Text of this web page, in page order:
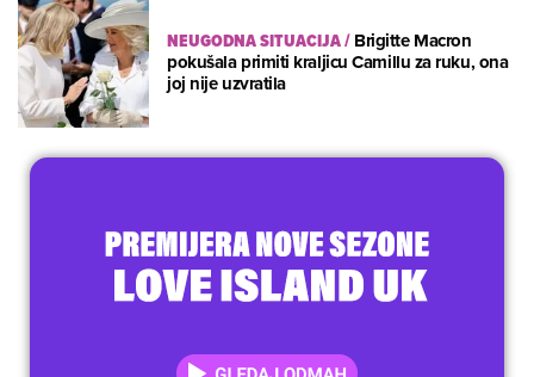
NEUGODNA SITUACIJA/Brigitte Macron
pokušala primiti kraljicu Camillu za ruku, ona
joj nije uzvratila